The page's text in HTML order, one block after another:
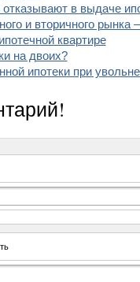
в выдаче
и вторичного
квартире
на двоих?
ипотеки при